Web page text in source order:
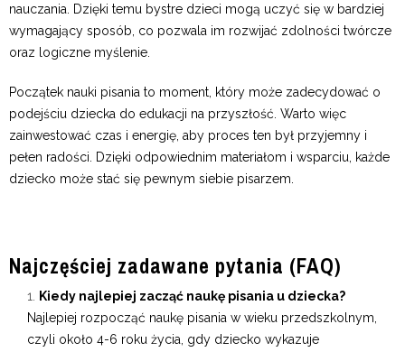
nauczania. Dzięki temu bystre dzieci mogą uczyć się w bardziej
wymagający sposób, co pozwala im rozwijać zdolności twórcze
oraz logiczne myślenie.
Początek nauki pisania to moment, który może zadecydować o
podejściu dziecka do edukacji na przyszłość. Warto więc
zainwestować czas i energię, aby proces ten był przyjemny i
pełen radości. Dzięki odpowiednim materiałom i wsparciu, każde
dziecko może stać się pewnym siebie pisarzem.
Najczęściej zadawane pytania (FAQ)
Kiedy najlepiej zacząć naukę pisania u dziecka?
Najlepiej rozpocząć naukę pisania w wieku przedszkolnym,
czyli około 4-6 roku życia, gdy dziecko wykazuje